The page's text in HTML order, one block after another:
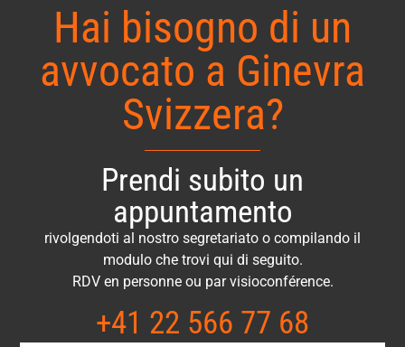
Hai bisogno di un
avvocato a Ginevra
Svizzera?
Prendi subito un
appuntamento
rivolgendoti al nostro segretariato o compilando il
modulo che trovi qui di seguito.
RDV en personne ou par visioconférence.
+41 22 566 77 68​